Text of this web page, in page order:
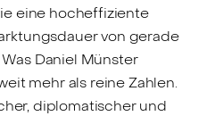
eine hocheffiziente
von gerade
Daniel Münster
mehr als reine Zahlen.
diplomatischer und